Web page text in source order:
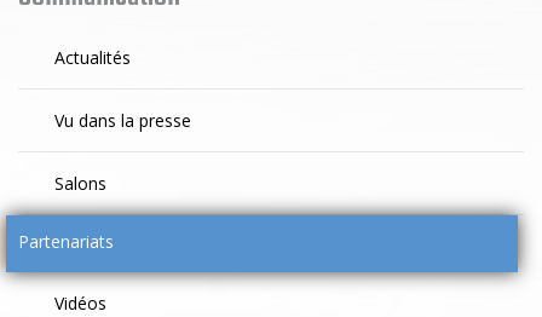
Actualités
Vu dans la presse
Salons
Partenariats
Vidéos